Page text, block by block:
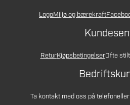
LogoMiljø og bærekraft
ReturKjøpsbetingelserOfte
Ta kontakt med oss på telefon